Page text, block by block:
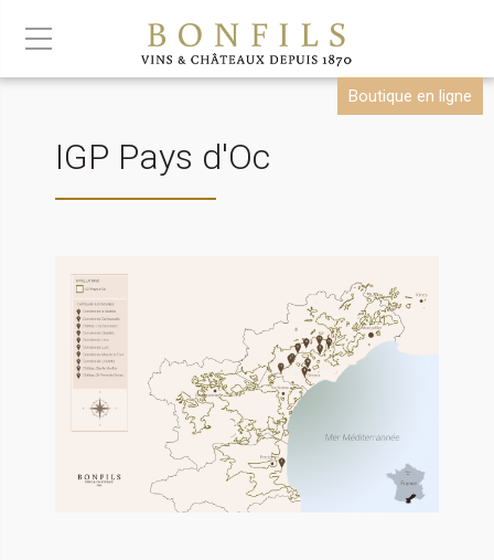
Boutique en ligne
IGP Pays d'Oc